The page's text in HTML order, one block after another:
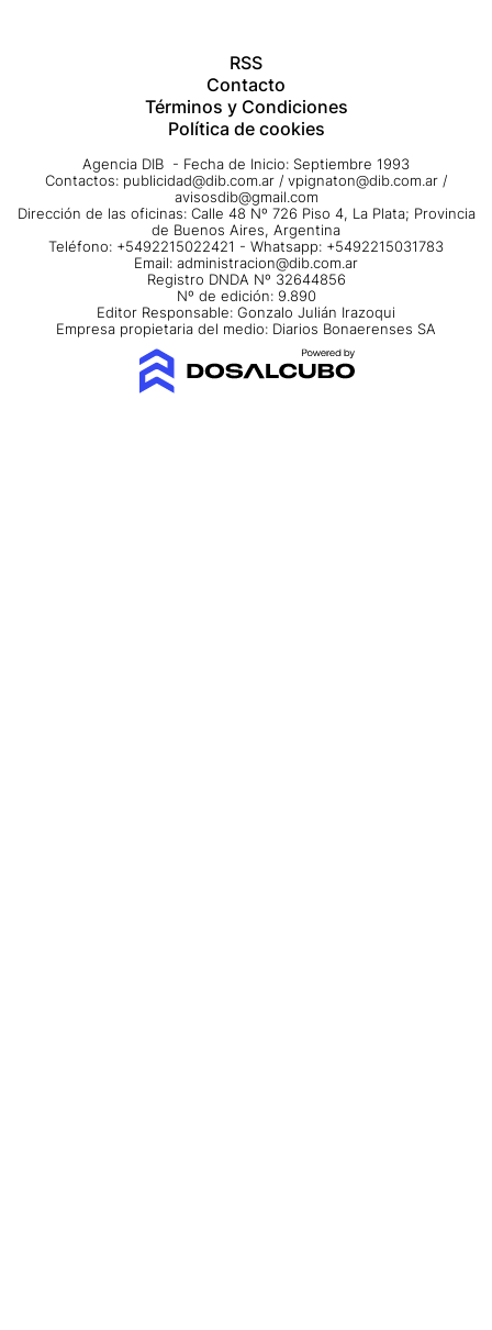
RSS
Contacto
Términos y Condiciones
Política de cookies
Agencia DIB - Fecha de Inicio: Septiembre 1993
Contactos: publicidad@dib.com.ar / vpignaton@dib.com.ar /
avisosdib@gmail.com
Dirección de las oficinas: Calle 48 Nº 726 Piso 4, La Plata; Provincia
de Buenos Aires, Argentina
Teléfono: +5492215022421 - Whatsapp: +5492215031783
Email: administracion@dib.com.ar
Registro DNDA Nº 32644856
Nº de edición: 9.890
Editor Responsable: Gonzalo Julián Irazoqui
Empresa propietaria del medio: Diarios Bonaerenses SA